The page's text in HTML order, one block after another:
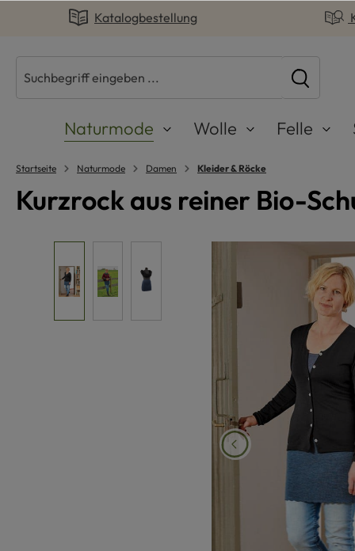
Zur Hauptnavigation springen
Katalogbestellung
Naturmode Wolle Felle
Startseite Naturmode Damen Kleider & Röcke
Kurzrock aus reiner Bio-